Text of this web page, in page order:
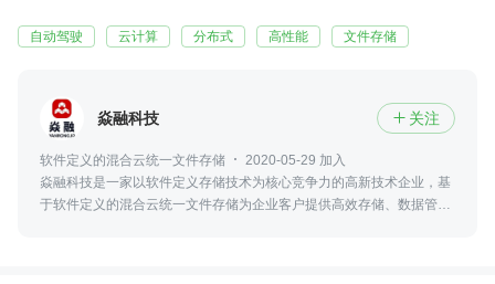
自动驾驶 云计算 分布式 高性能 文件存储
焱融科技  关注
软件定义的混合云统一文件存储
2020-05-29 加入
焱融科技是一家以软件定义存储技术为核心竞争力的高新技术企业，基
于软件定义的混合云统一文件存储为企业客户提供高效存储、数据管理